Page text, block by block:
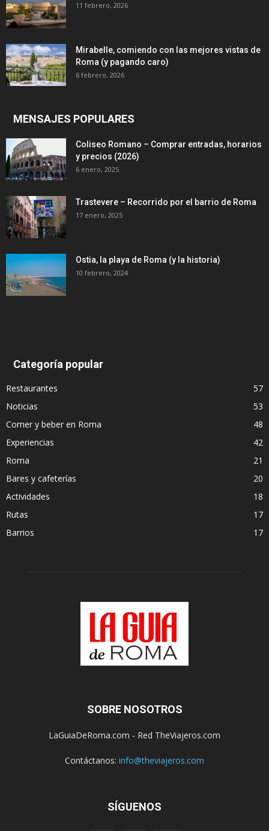
11 febrero, 2026
Mirabelle, comiendo con las mejores vistas de
Roma (y pagando caro)
6 febrero, 2026
MENSAJES POPULARES
Coliseo Romano – Comprar entradas, horarios
y precios (2026)
6 enero, 2025
Trastevere – Recorrido por el barrio de Roma
17 enero, 2025
Ostia, la playa de Roma (y la historia)
10 febrero, 2024
Categoría popular
Restaurantes
57
Noticias
53
Comer y beber en Roma
48
Experiencias
42
Roma
21
Bares y cafeterías
20
Actividades
18
Rutas
17
Barrios
17
SOBRE NOSOTROS
LaGuiaDeRoma.com - Red TheViajeros.com
Contáctanos: info@theviajeros.com
SÍGUENOS